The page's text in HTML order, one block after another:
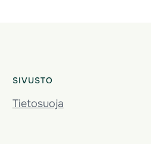
SIVUSTO
Tietosuoja